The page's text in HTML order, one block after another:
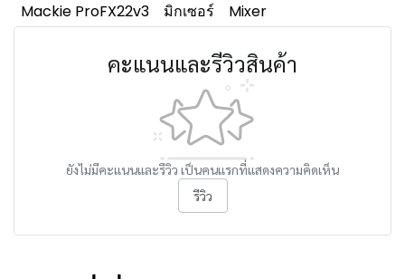
Mackie ProFX22v3 มิกเซอร์ Mixer
คะแนนและรีวิวสินค้า
ยังไม่มีคะแนนและรีวิว เป็นคนแรกที่แสดงความคิดเห็น
รีวิว